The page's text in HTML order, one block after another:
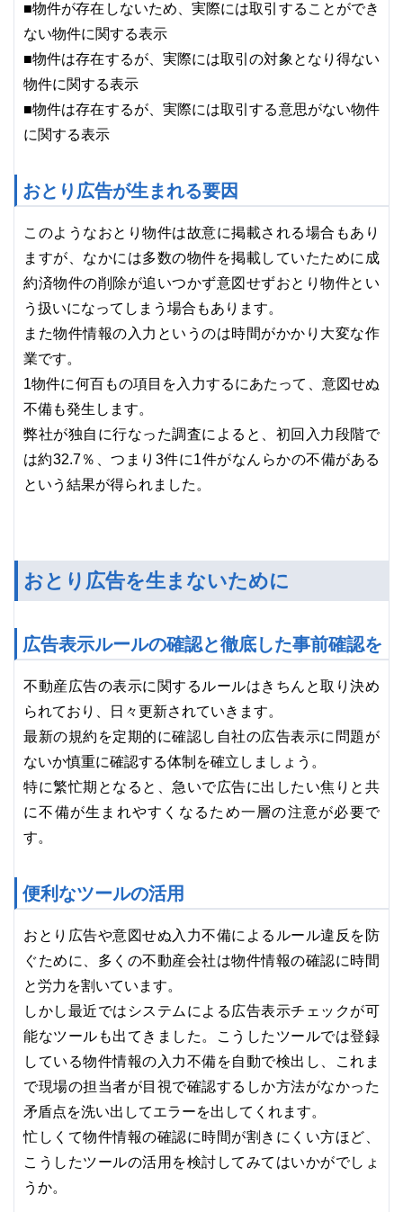
■物件が存在しないため、実際には取引することができ
ない物件に関する表示
■物件は存在するが、実際には取引の対象となり得ない
物件に関する表示
■物件は存在するが、実際には取引する意思がない物件
に関する表示
おとり広告が生まれる要因
このようなおとり物件は故意に掲載される場合もあり
ますが、なかには多数の物件を掲載していたために成
約済物件の削除が追いつかず意図せずおとり物件とい
う扱いになってしまう場合もあります。
また物件情報の入力というのは時間がかかり大変な作
業です。
1物件に何百もの項目を入力するにあたって、意図せぬ
不備も発生します。
弊社が独自に行なった調査によると、初回入力段階で
は約32.7％、つまり3件に1件がなんらかの不備がある
という結果が得られました。
おとり広告を生まないために
広告表示ルールの確認と徹底した事前確認を
不動産広告の表示に関するルールはきちんと取り決め
られており、日々更新されていきます。
最新の規約を定期的に確認し自社の広告表示に問題が
ないか慎重に確認する体制を確立しましょう。
特に繁忙期となると、急いで広告に出したい焦りと共
に不備が生まれやすくなるため一層の注意が必要で
す。
便利なツールの活用
おとり広告や意図せぬ入力不備によるルール違反を防
ぐために、多くの不動産会社は物件情報の確認に時間
と労力を割いています。
しかし最近ではシステムによる広告表示チェックが可
能なツールも出てきました。こうしたツールでは登録
している物件情報の入力不備を自動で検出し、これま
で現場の担当者が目視で確認するしか方法がなかった
矛盾点を洗い出してエラーを出してくれます。
忙しくて物件情報の確認に時間が割きにくい方ほど、
こうしたツールの活用を検討してみてはいかがでしょ
うか。